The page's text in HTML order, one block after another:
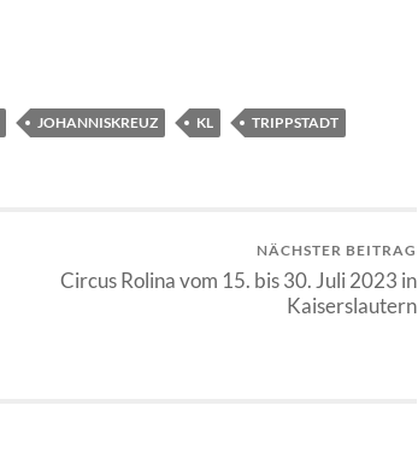
JOHANNISKREUZ KL TRIPPSTADT
NÄCHSTER BEITRAG
Circus Rolina vom 15. bis 30. Juli 2023 in
Kaiserslautern